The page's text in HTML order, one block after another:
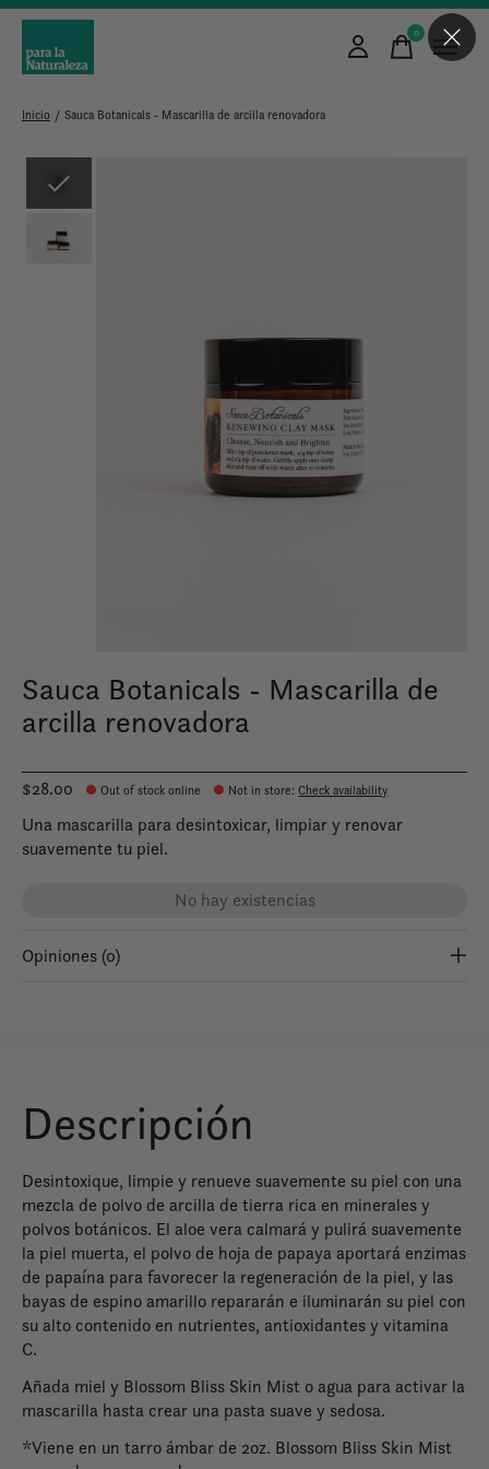
0items
Inicio / Sauca Botanicals - Mascarilla de arcilla renovadora
Sauca Botanicals - Mascarilla de
arcilla renovadora
$28.00 Out of stock online Not in store:Check availability
Una mascarilla para desintoxicar, limpiar y renovar
suavemente tu piel.
No hay existencias
Opiniones (0)
Descripción
Desintoxique, limpie y renueve suavemente su piel con una
mezcla de polvo de arcilla de tierra rica en minerales y
polvos botánicos. El aloe vera calmará y pulirá suavemente
la piel muerta, el polvo de hoja de papaya aportará enzimas
de papaína para favorecer la regeneración de la piel, y las
bayas de espino amarillo repararán e iluminarán su piel con
su alto contenido en nutrientes, antioxidantes y vitamina
C.
Añada miel y Blossom Bliss Skin Mist o agua para activar la
mascarilla hasta crear una pasta suave y sedosa.
*Viene en un tarro ámbar de 2oz. Blossom Bliss Skin Mist